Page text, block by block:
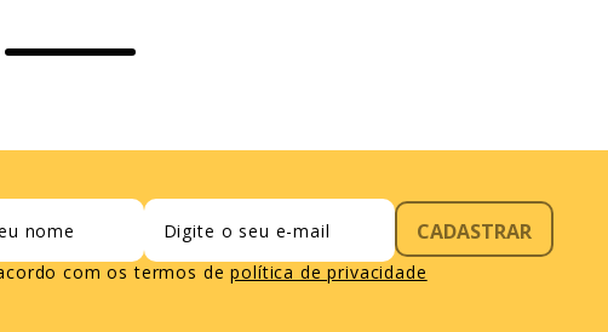
CADASTRAR
com os termos de política de privacidade